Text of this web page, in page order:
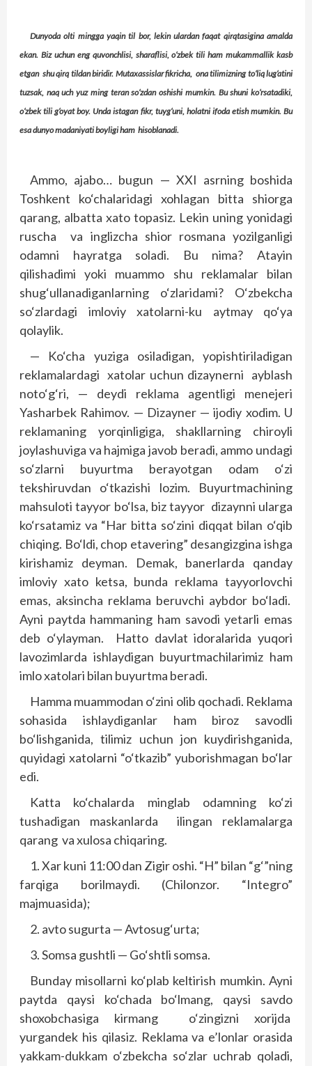
Dunyoda olti mingga yaqin til bor, lekin ulardan faqat qirqtasigina amalda
ekan. Biz uchun eng quvonchlisi, sharaflisi, o‘zbek tili ham mukammallik kasb
etgan shu qirq tildan biridir. Mutaxassislar fikricha, ona tilimizning to‘liq lug‘atini
tuzsak, naq uch yuz ming teran so‘zdan oshishi mumkin. Bu shuni ko‘rsatadiki,
o‘zbek tili g‘oyat boy. Unda istagan fikr, tuyg‘uni, holatni ifoda etish mumkin. Bu
esa dunyo madaniyati boyligi ham hisoblanadi.
Ammo, ajabo… bugun — XXI asrning boshida
Toshkent ko‘chalaridagi xohlagan bitta shiorga
qarang, albatta xato topasiz. Lekin uning yonidagi
ruscha va inglizcha shior rosmana yozilganligi
odamni hayratga soladi. Bu nima? Atayin
qilishadimi yoki muammo shu reklamalar bilan
shug‘ullanadiganlarning o‘zlaridami? O‘zbekcha
so‘zlardagi imloviy xatolarni-ku aytmay qo‘ya
qolaylik.
— Ko‘cha yuziga osiladigan, yopishtiriladigan
reklamalardagi xatolar uchun dizaynerni ayblash
noto‘g‘ri, — deydi reklama agentligi menejeri
Yasharbek Rahimov. — Dizayner — ijodiy xodim. U
reklamaning yorqinligiga, shakllarning chiroyli
joylashuviga va hajmiga javob beradi, ammo undagi
so‘zlarni buyurtma berayotgan odam o‘zi
tekshiruvdan o‘tkazishi lozim. Buyurtmachining
mahsuloti tayyor bo‘lsa, biz tayyor dizaynni ularga
ko‘rsatamiz va “Har bitta so‘zini diqqat bilan o‘qib
chiqing. Bo‘ldi, chop etavering” desangizgina ishga
kirishamiz deyman. Demak, banerlarda qanday
imloviy xato ketsa, bunda reklama tayyorlovchi
emas, aksincha reklama beruvchi aybdor bo‘ladi.
Ayni paytda hammaning ham savodi yetarli emas
deb o‘ylayman. Hatto davlat idoralarida yuqori
lavozimlarda ishlaydigan buyurtmachilarimiz ham
imlo xatolari bilan buyurtma beradi.
Hamma muammodan o‘zini olib qochadi. Reklama
sohasida ishlaydiganlar ham biroz savodli
bo‘lishganida, tilimiz uchun jon kuydirishganida,
quyidagi xatolarni “o‘tkazib” yuborishmagan bo‘lar
edi.
Katta ko‘chalarda minglab odamning ko‘zi
tushadigan maskanlarda ilingan reklamalarga
qarang va xulosa chiqaring.
1. Xar kuni 11:00 dan Zigir oshi. “H” bilan “g‘”ning
farqiga borilmaydi. (Chilonzor. “Integro”
majmuasida);
2. avto sugurta — Avtosug‘urta;
3. Somsa gushtli — Go‘shtli somsa.
Bunday misollarni ko‘plab keltirish mumkin. Ayni
paytda qaysi ko‘chada bo‘lmang, qaysi savdo
shoxobchasiga kirmang o‘zingizni xorijda
yurgandek his qilasiz. Reklama va e’lonlar orasida
yakkam-dukkam o‘zbekcha so‘zlar uchrab qoladi,